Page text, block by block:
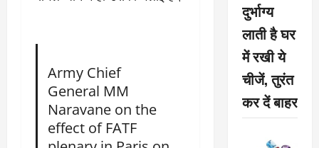
Army Chief
General MM
Naravane on the
effect of FATF
दुर्भाग्य
लाती है घर
में रखी ये
चीजें, तुरंत
कर दें बाहर